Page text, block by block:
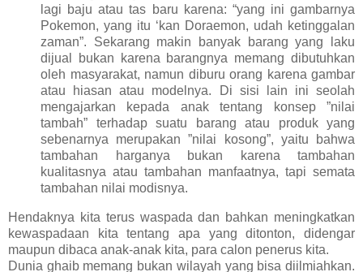
lagi baju atau tas baru karena: “yang ini gambarnya
Pokemon, yang itu ‘kan Doraemon, udah ketinggalan
zaman”. Sekarang makin banyak barang yang laku
dijual bukan karena barangnya memang dibutuhkan
oleh masyarakat, namun diburu orang karena gambar
atau hiasan atau modelnya. Di sisi lain ini seolah
mengajarkan kepada anak tentang konsep ”nilai
tambah” terhadap suatu barang atau produk yang
sebenarnya merupakan ”nilai kosong”, yaitu bahwa
tambahan harganya bukan karena tambahan
kualitasnya atau tambahan manfaatnya, tapi semata
tambahan nilai modisnya.
Hendaknya kita terus waspada dan bahkan meningkatkan
kewaspadaan kita tentang apa yang ditonton, didengar
maupun dibaca anak-anak kita, para calon penerus kita.
Dunia ghaib memang bukan wilayah yang bisa diilmiahkan.